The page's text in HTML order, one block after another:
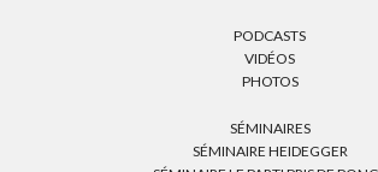
PODCASTS
VIDÉOS
PHOTOS
SÉMINAIRES
SÉMINAIRE HEIDEGGER